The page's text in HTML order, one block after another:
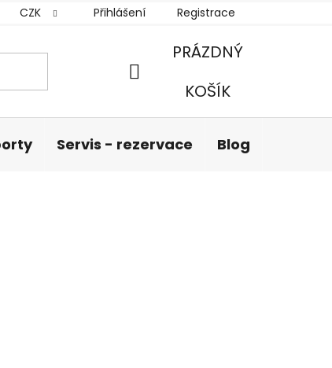
CZK Přihlášení Registrace
NÁKUPNÍ
PRÁZDNÝ
KOŠÍK
Servis - rezervace Blog